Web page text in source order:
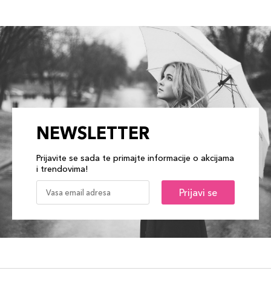
NEWSLETTER
Prijavite se sada te primajte informacije o akcijama
i trendovima!
Prijavi se